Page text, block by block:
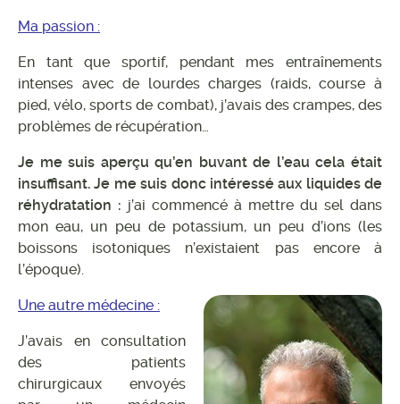
Ma passion :
En tant que sportif, pendant mes entraînements
intenses avec de lourdes charges (raids, course à
pied, vélo, sports de combat), j’avais des crampes, des
problèmes de récupération…
Je me suis aperçu qu’en buvant de l’eau cela était
insuffisant. Je me suis donc intéressé aux liquides de
réhydratation : j’ai commencé à mettre du sel dans
mon eau, un peu de potassium, un peu d’ions (les
boissons isotoniques n’existaient pas encore à
l’époque).
Une autre médecine :
J’avais en consultation
des patients
chirurgicaux envoyés